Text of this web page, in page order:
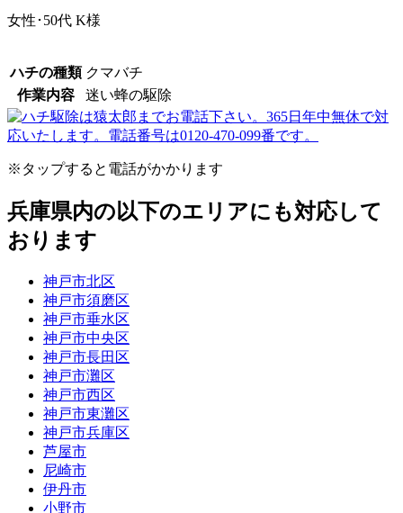
女性･50代 K様
ハチの種類 クマバチ
作業内容
迷い蜂の駆除
※タップすると電話がかかります
兵庫県内の以下のエリアにも対応して
おります
神戸市北区
神戸市須磨区
神戸市垂水区
神戸市中央区
神戸市長田区
神戸市灘区
神戸市西区
神戸市東灘区
神戸市兵庫区
芦屋市
尼崎市
伊丹市
小野市